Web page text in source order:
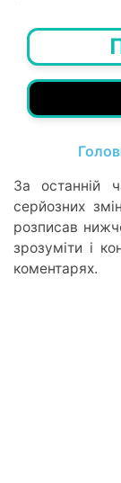
За останній
серйозних
розписав
зрозуміти і
коментарях.